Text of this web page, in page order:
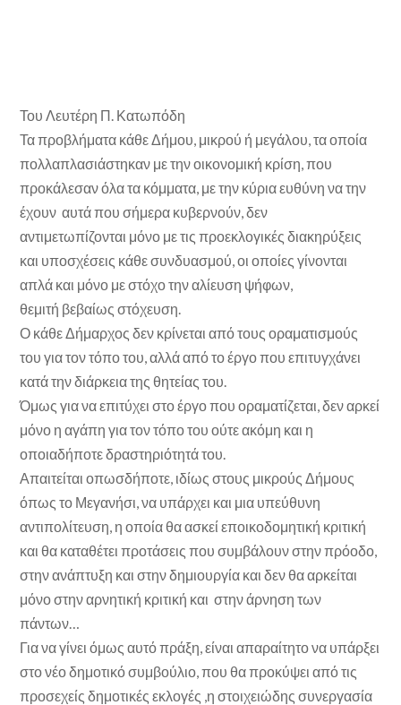
Του Λευτέρη Π. Κατωπόδη
Τα προβλήματα κάθε Δήμου, μικρού ή μεγάλου, τα οποία
πολλαπλασιάστηκαν με την οικονομική κρίση, που
προκάλεσαν όλα τα κόμματα, με την κύρια ευθύνη να την
έχουν αυτά που σήμερα κυβερνούν, δεν
αντιμετωπίζονται μόνο με τις προεκλογικές διακηρύξεις
και υποσχέσεις κάθε συνδυασμού, οι οποίες γίνονται
απλά και μόνο με στόχο την αλίευση ψήφων,
θεμιτή βεβαίως στόχευση.
Ο κάθε Δήμαρχος δεν κρίνεται από τους οραματισμούς
του για τον τόπο του, αλλά από το έργο που επιτυγχάνει
κατά την διάρκεια της θητείας του.
Όμως για να επιτύχει στο έργο που οραματίζεται, δεν αρκεί
μόνο η αγάπη για τον τόπο του ούτε ακόμη και η
οποιαδήποτε δραστηριότητά του.
Απαιτείται οπωσδήποτε, ιδίως στους μικρούς Δήμους
όπως το Μεγανήσι, να υπάρχει και μια υπεύθυνη
αντιπολίτευση, η οποία θα ασκεί εποικοδομητική κριτική
και θα καταθέτει προτάσεις που συμβάλουν στην πρόοδο,
στην ανάπτυξη και στην δημιουργία και δεν θα αρκείται
μόνο στην αρνητική κριτική και στην άρνηση των
πάντων…
Για να γίνει όμως αυτό πράξη, είναι απαραίτητο να υπάρξει
στο νέο δημοτικό συμβούλιο, που θα προκύψει από τις
προσεχείς δημοτικές εκλογές ,η στοιχειώδης συνεργασία